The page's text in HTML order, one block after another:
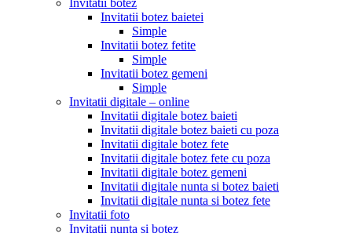
Invitatii botez
Invitatii botez baietei
Simple
Invitatii botez fetite
Simple
Invitatii botez gemeni
Simple
Invitatii digitale – online
Invitatii digitale botez baieti
Invitatii digitale botez baieti cu poza
Invitatii digitale botez fete
Invitatii digitale botez fete cu poza
Invitatii digitale botez gemeni
Invitatii digitale nunta si botez baieti
Invitatii digitale nunta si botez fete
Invitatii foto
Invitatii nunta si botez